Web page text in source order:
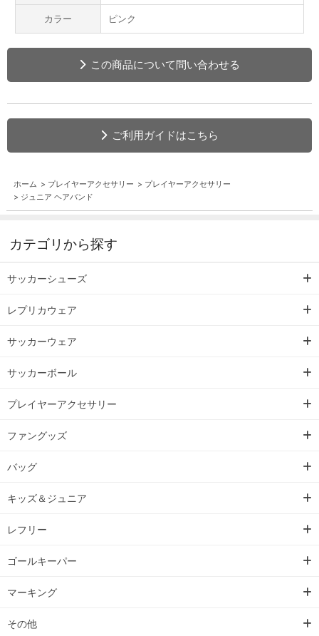
カラー ピンク
この商品について問い合わせる
ご利用ガイドはこちら
ホーム > プレイヤーアクセサリー > プレイヤーアクセサリー
> ジュニア ヘアバンド
カテゴリから探す
サッカーシューズ
レプリカウェア
サッカーウェア
サッカーボール
プレイヤーアクセサリー
ファングッズ
バッグ
キッズ＆ジュニア
レフリー
ゴールキーパー
マーキング
その他